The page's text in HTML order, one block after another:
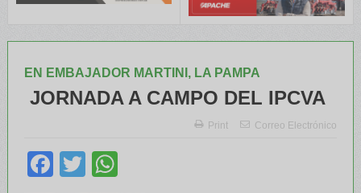
EN EMBAJADOR MARTINI, LA PAMPA
JORNADA A CAMPO DEL IPCVA
Print Correo Electrónico
Facebook
Twitter